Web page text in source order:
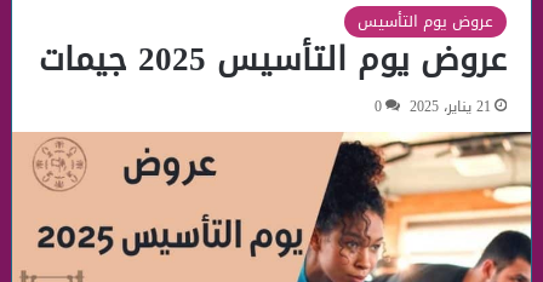
عروض يوم التأسيس
عروض يوم التأسيس 2025 جيمات
21 يناير، 2025 0